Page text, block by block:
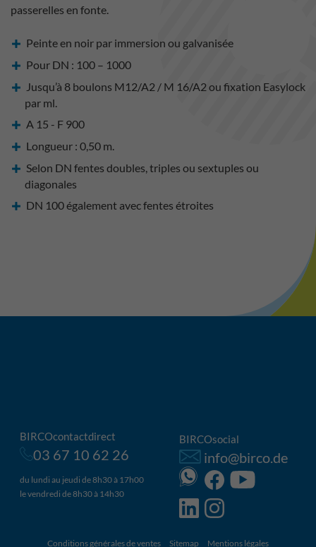
passerelles en fonte.
Peinte en noir par immersion ou galvanisée
Pour DN : 100 – 1000
Jusqu’à 8 boulons M12/A2 / M 16/A2 ou fixation Easylock
par ml.
A 15 - F 900
Longueur : 0,50 m.
Selon DN fentes doubles, triples ou sextuples ou
diagonales
DN 100 également avec fentes étroites
BIRCOcontactdirect
03 67 10 62 26
du lundi au jeudi de 8h30 à 17h00
le vendredi de 8h30 à 14h30
BIRCOsocial
info@birco.de
Conditions générales de ventes Sitemap Mentions légales